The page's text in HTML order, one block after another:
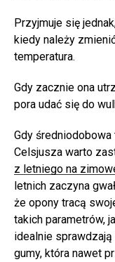
Przyjmuje się
kiedy należy
temperatura.
Gdy zacznie ona
pora udać się do
Gdy
Celsjusza warto
z letniego na
letnich zaczyna
że opony tracą
takich parametrów,
idealnie
gumy, która nawet